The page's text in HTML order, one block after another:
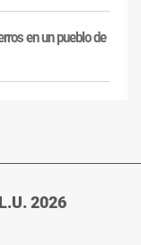
en un pueblo de
2026